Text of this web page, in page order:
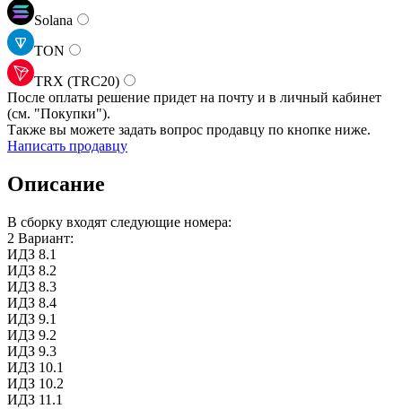
Solana
TON
TRX (TRC20)
После оплаты решение придет на почту и в личный кабинет
(см. "Покупки").
Также вы можете задать вопрос продавцу по кнопке ниже.
Написать продавцу
Описание
В сборку входят следующие номера:
2 Вариант:
ИДЗ 8.1
ИДЗ 8.2
ИДЗ 8.3
ИДЗ 8.4
ИДЗ 9.1
ИДЗ 9.2
ИДЗ 9.3
ИДЗ 10.1
ИДЗ 10.2
ИДЗ 11.1